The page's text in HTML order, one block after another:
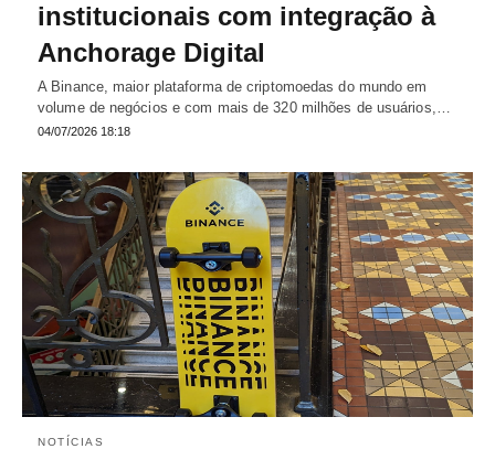
institucionais com integração à
Anchorage Digital
A Binance, maior plataforma de criptomoedas do mundo em
volume de negócios e com mais de 320 milhões de usuários,…
04/07/2026 18:18
NOTÍCIAS